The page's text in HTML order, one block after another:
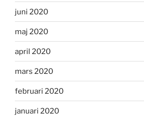
juni 2020
maj 2020
april 2020
mars 2020
februari 2020
januari 2020